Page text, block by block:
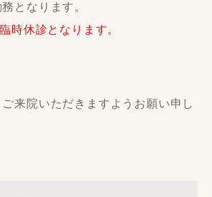
となります。
臨時休診となります。
来院いただきますようお願い申し